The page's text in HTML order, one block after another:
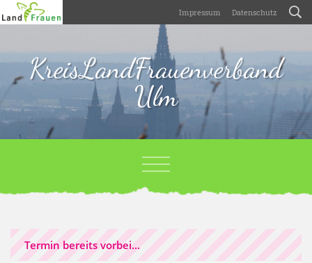
Impressum Datenschutz
KreisLandFrauenverband
Ulm
Termin bereits vorbei...